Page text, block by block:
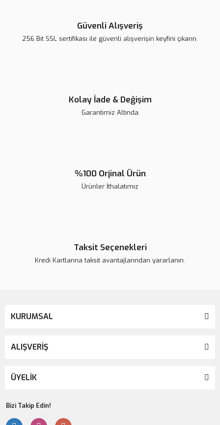
G-aenial Achord Kompozit
Güvenli Alışveriş
256 Bit SSL sertifikası ile güvenli alışverişin keyfini çıkarın.
Kolay İade & Değişim
Garantimiz Altında
%100 Orjinal Ürün
Ürünler İthalatımız
Taksit Seçenekleri
Kredi Kartlarına taksit avantajlarından yararlanın.
KURUMSAL
ALIŞVERİŞ
ÜYELİK
Bizi Takip Edin!